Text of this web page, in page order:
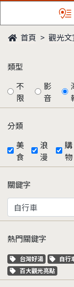
首頁 觀光
類型
不
限
影
音
分類
美
食
浪
漫
購
物
關鍵字
熱門關鍵字
關鍵字標籤
台灣好湯 關鍵
自行
關鍵字標籤
百大觀光亮點